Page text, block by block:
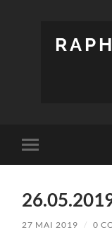
Toggle
mobile
27 MAI 2019 / 0